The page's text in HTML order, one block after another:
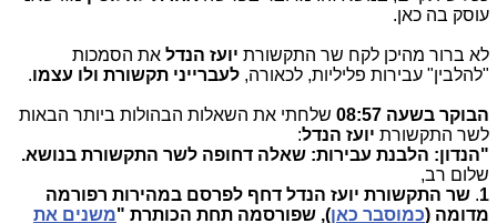
עוסק בה כאן.
לא ברור מהיכן לקח שר התקשורת יועז הנדלאת הסמכות
"להלבין" עבירות פליליות, לכאורה, לעברייני תקשורת ולו עצמו.
הבוקר בשעה 08:57
שלחתי את השאלות הבהולות ביותר הבאות
לשר התקשורת יועז הנדל:
"הנדון: ​הלבנת עבירות: שאלה דחופה לשר התקשורת בנושא.
שלום רב,
1
. שר התקשורת יועז הנדל דחף לפרסם במהירות רפורמה
מדומה (כמוסבר כאן), שפורסמה תחת הכותרת "משנים את